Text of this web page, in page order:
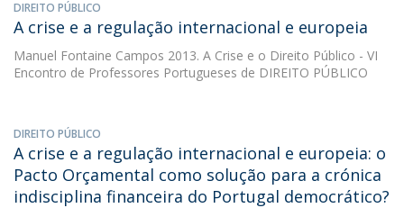
DIREITO PÚBLICO
A crise e a regulação internacional e europeia
Manuel Fontaine Campos 2013. A Crise e o Direito Público - VI
Encontro de Professores Portugueses de DIREITO PÚBLICO
DIREITO PÚBLICO
A crise e a regulação internacional e europeia: o
Pacto Orçamental como solução para a crónica
indisciplina financeira do Portugal democrático?